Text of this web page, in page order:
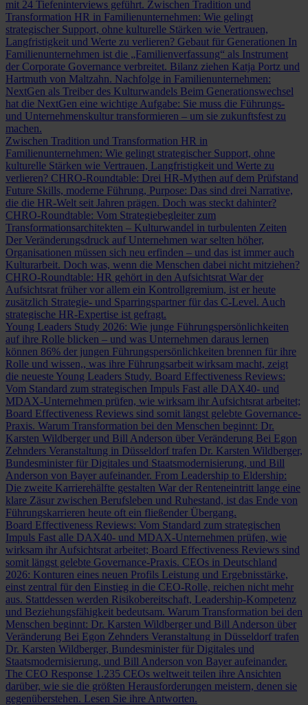
mit 24 Tiefeninterviews geführt. Zwischen Tradition und
Transformation HR in Familienunternehmen: Wie gelingt
strategischer Support, ohne kulturelle Stärken wie Vertrauen,
Langfristigkeit und Werte zu verlieren? Gebaut für Generationen In
Familienunternehmen ist die „Familienverfassung“ als Instrument
der Corporate Governance verbreitet. Bilanz ziehen Katja Portz und
Hartmuth von Maltzahn. Nachfolge in Familienunternehmen:
NextGen als Treiber des Kulturwandels Beim Generationswechsel
hat die NextGen eine wichtige Aufgabe: Sie muss die Führungs-
und Unternehmenskultur transformieren – um sie zukunftsfest zu
machen.
Zwischen Tradition und Transformation HR in
Familienunternehmen: Wie gelingt strategischer Support, ohne
kulturelle Stärken wie Vertrauen, Langfristigkeit und Werte zu
verlieren? CHRO-Roundtable: Drei HR-Mythen auf dem Prüfstand
Future Skills, moderne Führung, Purpose: Das sind drei Narrative,
die die HR-Welt seit Jahren prägen. Doch was steckt dahinter?
CHRO-Roundtable: Vom Strategiebegleiter zum
Transformationsarchitekten – Kulturwandel in turbulenten Zeiten
Der Veränderungsdruck auf Unternehmen war selten höher,
Organisationen müssen sich neu erfinden – und das ist immer auch
Kulturarbeit. Doch was, wenn die Menschen dabei nicht mitziehen?
CHRO-Roundtable: HR gehört in den Aufsichtsrat War der
Aufsichtsrat früher vor allem ein Kontrollgremium, ist er heute
zusätzlich Strategie- und Sparringspartner für das C-Level. Auch
strategische HR-Expertise ist gefragt.
Young Leaders Study 2026: Wie junge Führungspersönlichkeiten
auf ihre Rolle blicken – und was Unternehmen daraus lernen
können 86% der jungen Führungspersönlichkeiten brennen für ihre
Rolle und wissen,, was ihre Führungsarbeit wirksam macht, zeigt
die neueste Young Leaders Study. Board Effectiveness Reviews:
Vom Standard zum strategischen Impuls Fast alle DAX40- und
MDAX-Unternehmen prüfen, wie wirksam ihr Aufsichtsrat arbeitet;
Board Effectiveness Reviews sind somit längst gelebte Governance-
Praxis. Warum Transformation bei den Menschen beginnt: Dr.
Karsten Wildberger und Bill Anderson über Veränderung Bei Egon
Zehnders Veranstaltung in Düsseldorf trafen Dr. Karsten Wildberger,
Bundesminister für Digitales und Staatsmodernisierung, und Bill
Anderson von Bayer aufeinander. From Leadership to Eldership:
Die zweite Karrierehälfte gestalten War der Renteneintritt lange eine
klare Zäsur zwischen Berufsleben und Ruhestand, ist das Ende von
Führungskarrieren heute oft ein fließender Übergang.
Board Effectiveness Reviews: Vom Standard zum strategischen
Impuls Fast alle DAX40- und MDAX-Unternehmen prüfen, wie
wirksam ihr Aufsichtsrat arbeitet; Board Effectiveness Reviews sind
somit längst gelebte Governance-Praxis. CEOs in Deutschland
2026: Konturen eines neuen Profils Leistung und Ergebnisstärke,
einst zentral für den Einstieg in die CEO-Rolle, reichen nicht mehr
aus. Stattdessen werden Risikobereitschaft, Leadership-Kompetenz
und Beziehungsfähigkeit bedeutsam. Warum Transformation bei den
Menschen beginnt: Dr. Karsten Wildberger und Bill Anderson über
Veränderung Bei Egon Zehnders Veranstaltung in Düsseldorf trafen
Dr. Karsten Wildberger, Bundesminister für Digitales und
Staatsmodernisierung, und Bill Anderson von Bayer aufeinander.
The CEO Response 1.235 CEOs weltweit teilen ihre Ansichten
darüber, wie sie die größten Herausforderungen meistern, denen sie
gegenüberstehen. Lesen Sie ihre Antworten.